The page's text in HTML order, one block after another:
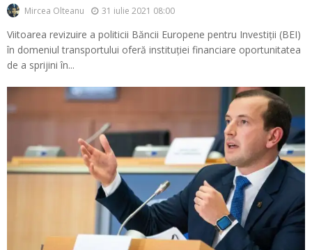
Mircea Olteanu 31 iulie 2021 08:00
Viitoarea revizuire a politicii Băncii Europene pentru Investiții (BEI)
în domeniul transportului oferă instituției financiare oportunitatea
de a sprijini în...